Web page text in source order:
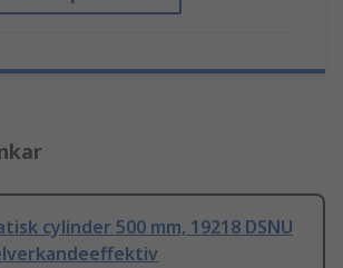
cylinder 500 mm, 19218 DSNU